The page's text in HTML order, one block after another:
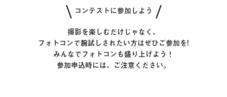
コンテストに参加しよう
撮影を楽しむだけじゃなく、
フォトコンで腕試しされたい方はぜひご参加を!
みんなでフォトコンも盛り上げよう！
参加申込時には、ご注意ください。